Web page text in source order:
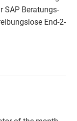
SAP Beratungs-
End-2-